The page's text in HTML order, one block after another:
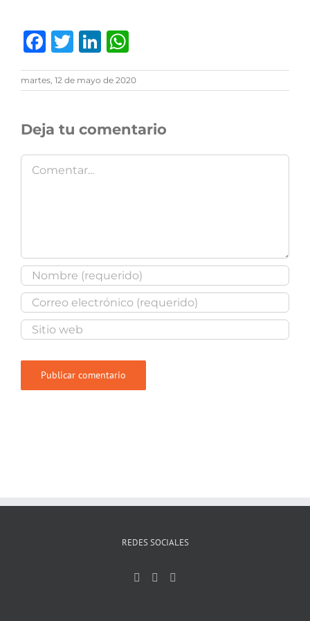
Facebook
TwitterLinkedIn
martes, 12 de mayo de 2020
Deja tu comentario
Comentar
REDES SOCIALES